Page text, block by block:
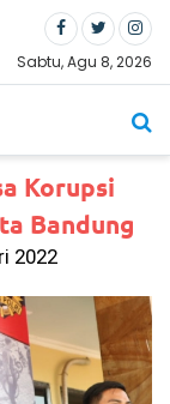
Sabtu, Agu 8, 2026
Korupsi
Bandung
2022